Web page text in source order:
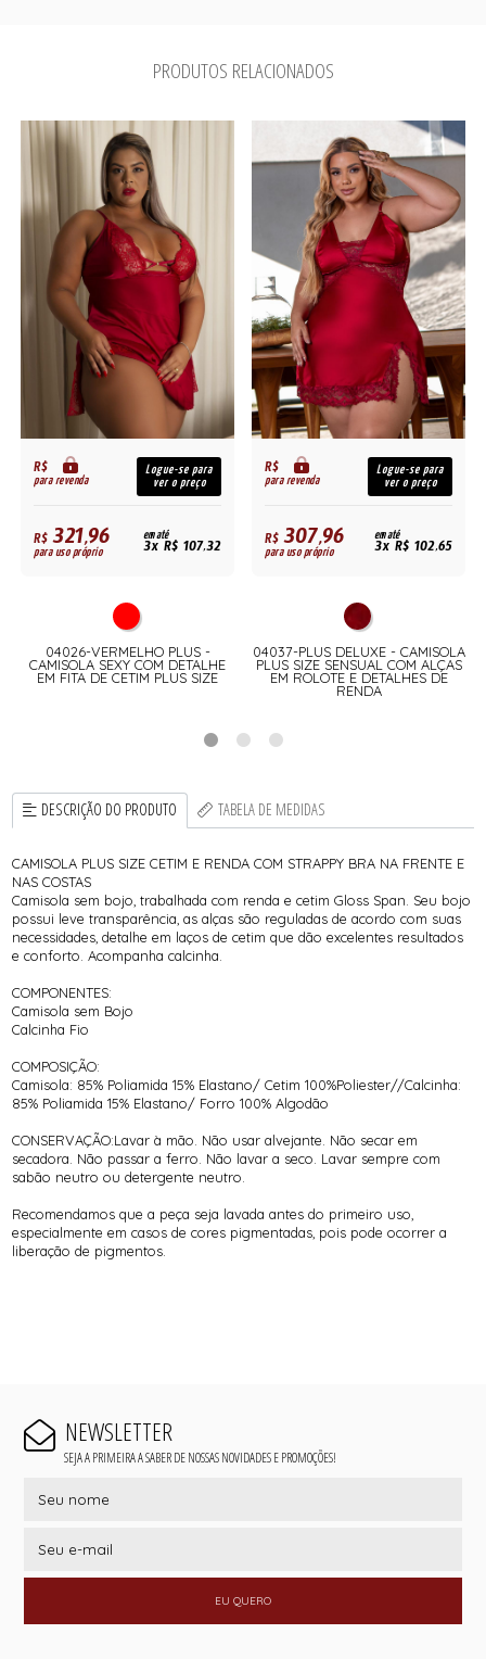
PRODUTOS RELACIONADOS
R$
para revenda
Logue-se para
ver o preço
R$321,96
para uso próprio
em até
3x R$ 107,32
04026-VERMELHO PLUS -
CAMISOLA SEXY COM DETALHE
EM FITA DE CETIM PLUS SIZE
R$
para revenda
Logue-se para
ver o preço
R$307,96
para uso próprio
em até
3x R$ 102,65
04037-PLUS DELUXE - CAMISOLA
PLUS SIZE SENSUAL COM ALÇAS
EM ROLOTE E DETALHES DE
RENDA
DESCRIÇÃO DO PRODUTO TABELA DE MEDIDAS
CAMISOLA PLUS SIZE CETIM E RENDA COM STRAPPY BRA NA FRENTE E
NAS COSTAS
Camisola sem bojo, trabalhada com renda e cetim Gloss Span. Seu bojo
possui leve transparência, as alças são reguladas de acordo com suas
necessidades, detalhe em laços de cetim que dão excelentes resultados
e conforto. Acompanha calcinha.
COMPONENTES:
Camisola sem Bojo
Calcinha Fio
COMPOSIÇÃO:
Camisola: 85% Poliamida 15% Elastano/ Cetim 100%Poliester//Calcinha:
85% Poliamida 15% Elastano/ Forro 100% Algodão
CONSERVAÇÃO:Lavar à mão. Não usar alvejante. Não secar em
secadora. Não passar a ferro. Não lavar a seco. Lavar sempre com
sabão neutro ou detergente neutro.
Recomendamos que a peça seja lavada antes do primeiro uso,
especialmente em casos de cores pigmentadas, pois pode ocorrer a
liberação de pigmentos.
NEWSLETTER
SEJA A PRIMEIRA A SABER DE NOSSAS NOVIDADES E PROMOÇÕES!
EU QUERO